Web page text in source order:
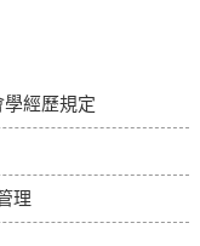
經歷規定
理